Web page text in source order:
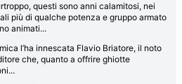
questi sono anni calamitosi, nei
più di qualche potenza e gruppo armato
animati...
l’ha innescata Flavio Briatore, il noto
che, quanto a offrire ghiotte
...